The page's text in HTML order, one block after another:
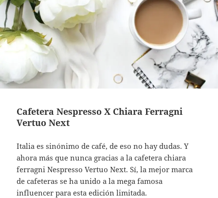
Cafetera Nespresso X Chiara Ferragni
Vertuo Next
Italia es sinónimo de café, de eso no hay dudas. Y
ahora más que nunca gracias a la cafetera chiara
ferragni Nespresso Vertuo Next. Sí, la mejor marca
de cafeteras se ha unido a la mega famosa
influencer para esta edición limitada.